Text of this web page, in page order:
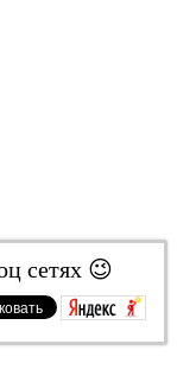
сетях 😉